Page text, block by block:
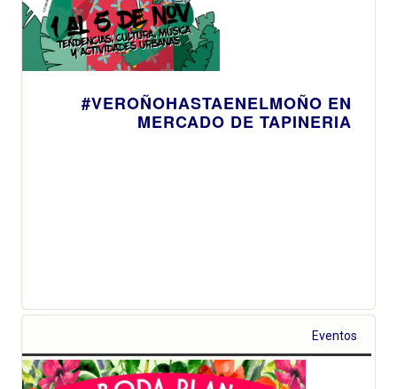
#VEROÑOHASTAENELMOÑO EN
MERCADO DE TAPINERIA
Eventos